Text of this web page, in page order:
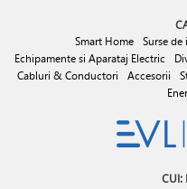
Smart Home Surse
Echipamente si Aparataj Electric
Cabluri & Conductori
Accesorii
CUI: